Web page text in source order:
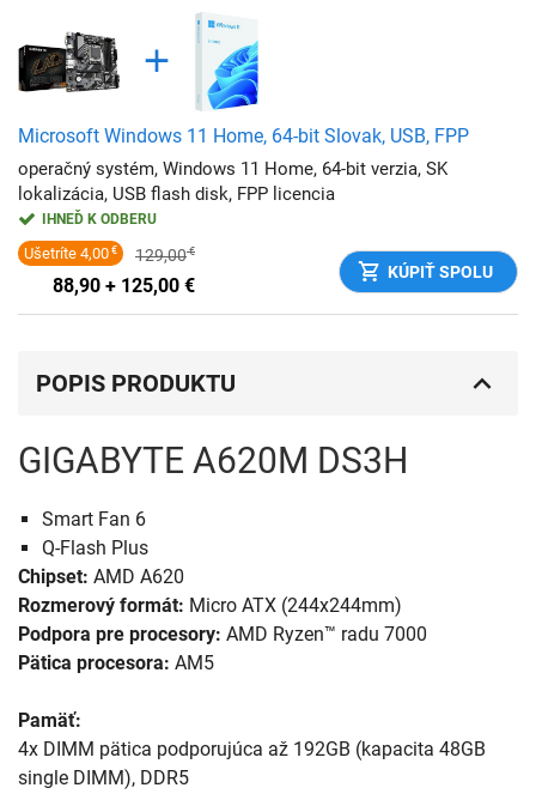
IHNEĎ K ODBERU
Microsoft Windows 11 Home, 64-bit Slovak, USB, FPP
operačný systém, Windows 11 Home, 64-bit verzia, SK
lokalizácia, USB flash disk, FPP licencia
Ušetríte 4,00 € 129,00€
88,90 + 125,00 €
KÚPIŤ SPOLU
POPIS PRODUKTU
GIGABYTE A620M DS3H
Smart Fan 6
Q-Flash Plus
Chipset: AMD A620
Rozmerový formát: Micro ATX (244x244mm)
Podpora pre procesory: AMD Ryzen™ radu 7000
Pätica procesora: AM5
Pamäť:
4x DIMM pätica podporujúca až 192GB (kapacita 48GB
single DIMM), DDR5